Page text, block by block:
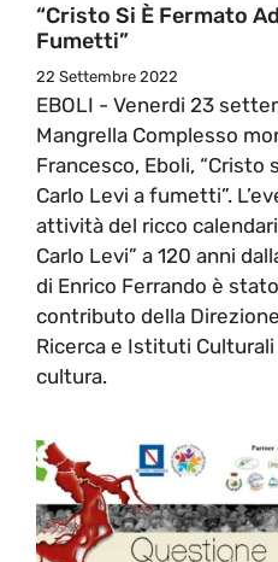
“Cristo Si È Fermato
Fumetti”
22 Settembre 2022
EBOLI - Venerdi 23
Mangrella Complesso
Francesco, Eboli, “Cristo
Carlo Levi a fumetti”.
attività del ricco
Carlo Levi” a 120 anni
di Enrico Ferrando è
contributo della
Ricerca e Istituti
cultura.